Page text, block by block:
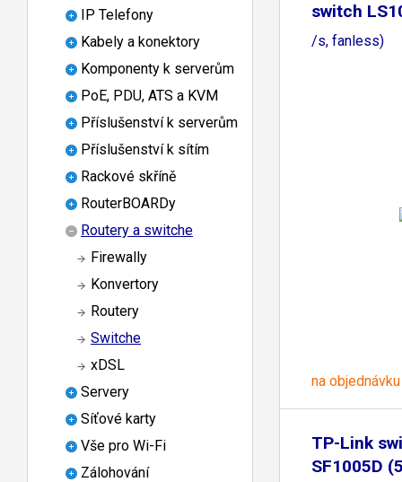
IP Telefony
Kabely a konektory
Komponenty k serverům
PoE, PDU, ATS a KVM
Příslušenství k serverům
Příslušenství k sítím
Rackové skříně
RouterBOARDy
Routery a switche
Firewally
Konvertory
Routery
Switche
xDSL
Servery
Síťové karty
Vše pro Wi-Fi
Zálohování
switch
(5x100Mb
/s, fanless)
na objednávku
TP-Link
SF1005D